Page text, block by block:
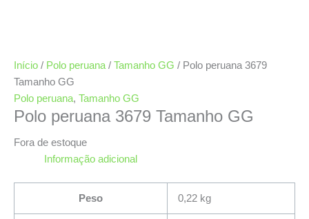
Início / Polo peruana / Tamanho GG / Polo peruana 3679
Tamanho GG
Polo peruana, Tamanho GG
Polo peruana 3679 Tamanho GG
Fora de estoque
Informação adicional
Peso 0,22 kg